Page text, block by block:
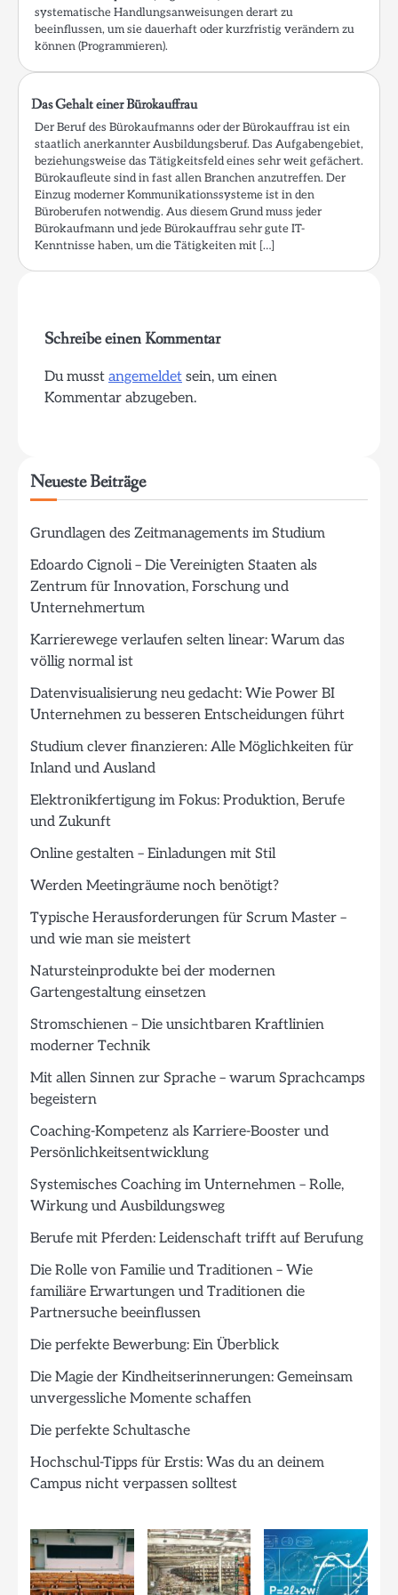
systematische Handlungsanweisungen derart zu
beeinflussen, um sie dauerhaft oder kurzfristig verändern zu
können (Programmieren).
Das Gehalt einer Bürokauffrau
Der Beruf des Bürokaufmanns oder der Bürokauffrau ist ein
staatlich anerkannter Ausbildungsberuf. Das Aufgabengebiet,
beziehungsweise das Tätigkeitsfeld eines sehr weit gefächert.
Bürokaufleute sind in fast allen Branchen anzutreffen. Der
Einzug moderner Kommunikationssysteme ist in den
Büroberufen notwendig. Aus diesem Grund muss jeder
Bürokaufmann und jede Bürokauffrau sehr gute IT-
Kenntnisse haben, um die Tätigkeiten mit […]
Schreibe einen Kommentar
Du musst angemeldet sein, um einen
Kommentar abzugeben.
Neueste Beiträge
Grundlagen des Zeitmanagements im Studium
Edoardo Cignoli – Die Vereinigten Staaten als
Zentrum für Innovation, Forschung und
Unternehmertum
Karrierewege verlaufen selten linear: Warum das
völlig normal ist
Datenvisualisierung neu gedacht: Wie Power BI
Unternehmen zu besseren Entscheidungen führt
Studium clever finanzieren: Alle Möglichkeiten für
Inland und Ausland
Elektronikfertigung im Fokus: Produktion, Berufe
und Zukunft
Online gestalten – Einladungen mit Stil
Werden Meetingräume noch benötigt?
Typische Herausforderungen für Scrum Master –
und wie man sie meistert
Natursteinprodukte bei der modernen
Gartengestaltung einsetzen
Stromschienen – Die unsichtbaren Kraftlinien
moderner Technik
Mit allen Sinnen zur Sprache – warum Sprachcamps
begeistern
Coaching-Kompetenz als Karriere-Booster und
Persönlichkeitsentwicklung
Systemisches Coaching im Unternehmen – Rolle,
Wirkung und Ausbildungsweg
Berufe mit Pferden: Leidenschaft trifft auf Berufung
Die Rolle von Familie und Traditionen – Wie
familiäre Erwartungen und Traditionen die
Partnersuche beeinflussen
Die perfekte Bewerbung: Ein Überblick
Die Magie der Kindheitserinnerungen: Gemeinsam
unvergessliche Momente schaffen
Die perfekte Schultasche
Hochschul-Tipps für Erstis: Was du an deinem
Campus nicht verpassen solltest